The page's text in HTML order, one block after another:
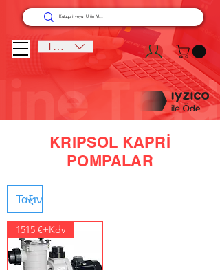
TRY (₺)
KRIPSOL KAPRİ
POMPALAR
1515 €+Kdv